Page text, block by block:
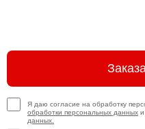
Я даю согласие на обработку
обработки персональных данных и
данных.